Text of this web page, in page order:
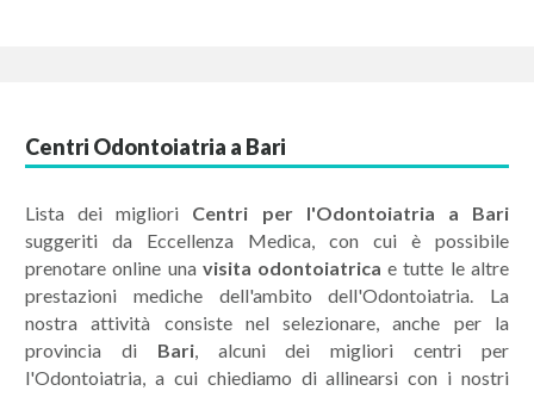
Centri Odontoiatria a Bari
Lista dei migliori Centri per l'Odontoiatria a Bari
suggeriti da Eccellenza Medica, con cui è possibile
prenotare online una visita odontoiatrica e tutte le altre
prestazioni mediche dell'ambito dell'Odontoiatria. La
nostra attività consiste nel selezionare, anche per la
provincia di Bari, alcuni dei migliori centri per
l'Odontoiatria, a cui chiediamo di allinearsi con i nostri